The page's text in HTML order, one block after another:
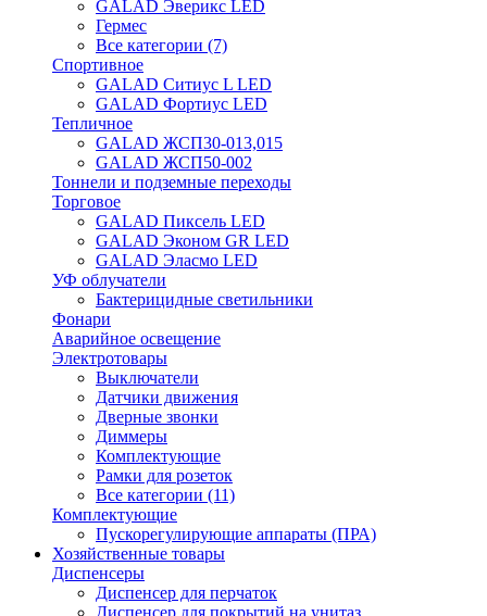
GALAD Эверикс LED
Гермес
Все категории (7)
Спортивное
GALAD Ситиус L LED
GALAD Фортиус LED
Тепличное
GALAD ЖСП30-013,015
GALAD ЖСП50-002
Тоннели и подземные переходы
Торговое
GALAD Пиксель LED
GALAD Эконом GR LED
GALAD Эласмо LED
УФ облучатели
Бактерицидные светильники
Фонари
Аварийное освещение
Электротовары
Выключатели
Датчики движения
Дверные звонки
Диммеры
Комплектующие
Рамки для розеток
Все категории (11)
Комплектующие
Пускорегулирующие аппараты (ПРА)
Хозяйственные товары
Диспенсеры
Диспенсер для перчаток
Диспенсер для покрытий на унитаз